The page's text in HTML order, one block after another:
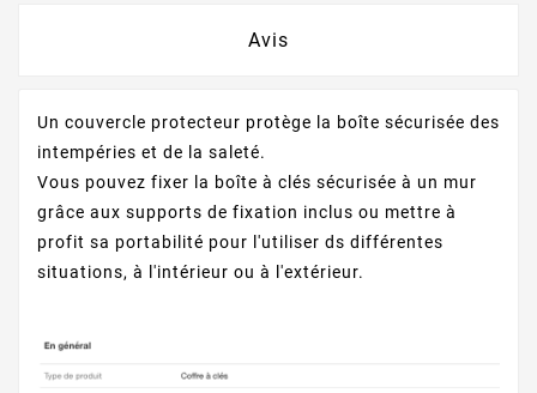
Avis
Un couvercle protecteur protège la boîte sécurisée des
intempéries et de la saleté.
Vous pouvez fixer la boîte à clés sécurisée à un mur
grâce aux supports de fixation inclus ou mettre à
profit sa portabilité pour l'utiliser ds différentes
situations, à l'intérieur ou à l'extérieur.